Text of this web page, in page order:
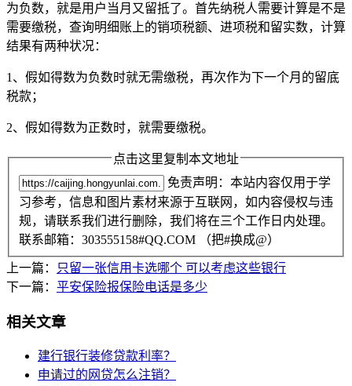
为负数，就是用户当月又留抵了。首先纳税人需要计算是不是
需要缴税，查询明细账上的销项税额、进项税和留实数，计算
结果有两种状况：
1、假如得数为负数时就无需缴税，再次作为下一个月的留底
税款；
2、假如得数为正数时，就需要缴税。
点击这里复制本文地址
免责声明：本站内容仅用于学
习参考，信息和图片素材来源于互联网，如内容侵权与违
规，请联系我们进行删除，我们将在三个工作日内处理。
联系邮箱：303555158#QQ.COM （把#换成@）
上一篇：
只留一张信用卡选哪个 可以考虑这些银行
下一篇： 平安保险报保险电话是多少
相关文章
建行银行装修贷款利率？
申请过的网贷怎么注销？